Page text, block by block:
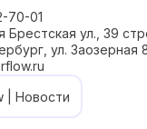
70-01
Брестская ул., 39
ул. Заозерная
| Новости